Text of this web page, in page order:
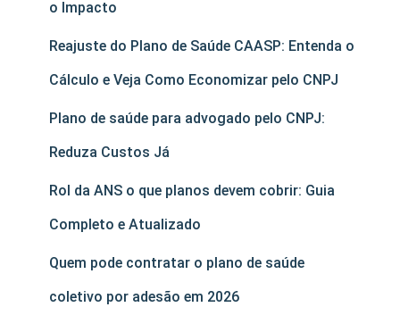
o Impacto
Reajuste do Plano de Saúde CAASP: Entenda o
Cálculo e Veja Como Economizar pelo CNPJ
Plano de saúde para advogado pelo CNPJ:
Reduza Custos Já
Rol da ANS o que planos devem cobrir: Guia
Completo e Atualizado
Quem pode contratar o plano de saúde
coletivo por adesão em 2026